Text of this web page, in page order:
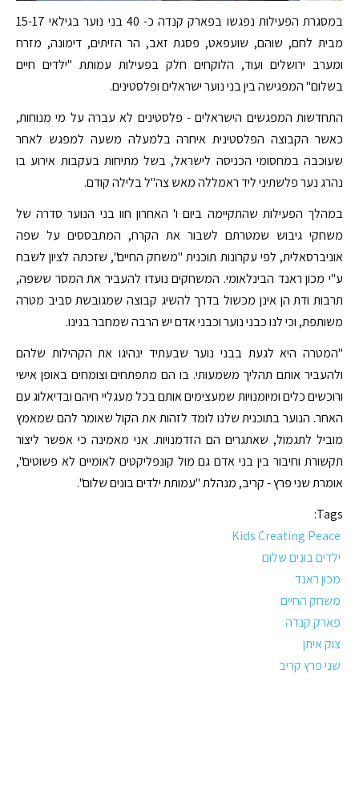
במסגרת הפעילות נפגשו בפארק קנדה כ- 40 בני נוער בגילאי 15-17
מבית לחם, שוהם, שועפאט, פסגת זאב, הר הזיתים, דימונה, מזרח
ומערב ירושלים ועוד, הלוקחים חלק בפעילות עמותת "ילדים חיים
בשלום" המפגישה בין בני נוער ישראלים ופלסטינים.
התחדשות המפגשים הישראלים - פלסטינים לא עברה על מי מנוחות,
כאשר הקבוצה הפלסטינית איחרה בלמעלה משעה למפגש לאחר
שעוכבה במחסומי הכניסה לישראל, בשל מתיחות בעקבות אירוע בו
נהרג נער פלשתיני ליד ראמללה מאש צה"ל בלילה קודם.
במהלך הפעילות שהתקיימה ביום ו' האחרון חוו בני הנוער סדרה של
משחקי גיבוש שמטרתם לשבור את הקרח, המתבססים על שפה
אוניברסאלית, לפי עקרונות תוכנית "משחק החיים", שזכתה לציון לשבח
ע"י מכון ראנד הבינלאומי. המשחקים נועדו להעביר את המסר ששפה,
תרבות ודת הן אינן מכשול בדרך להשיג קבוצה שמגובשת סביב מטרה
משותפת, וכי לנו כבני נוער וכבני אדם יש הרבה שמחבר בנינו.
"המטרה היא לגעת בבני נוער שבעתיד ינהיגו את הקהילות שלהם
ולהעביר אותם תהליך משמעותי. בו הם מתפתחים וצומחים באופן אישי
ורוכשים כלים ומיומנויות שמעצימים אותם בכל מעגליי חיהם ובדיאלוג עם
האחר. הנוער בתוכנית שלנו לומד לזהות את הקול שאומר להם שמאמץ
מוביל לתגמול, שאתגרים הם הזדמנויות. אני מאמינה כי אפשר ליצור
תקשורת וחיבור בין בני אדם גם מול קונפליקטים לאומיים לא פשוטים",
אומרת שני פרץ - קריב, מנהלת "עמותת ילדים בונים שלום".
Tags:
Kids Creating Peace
ילדים בונים שלום
מכון ראנד
משחק החיים
פארק קנדה
צוק איתן
שני פרץ קריב